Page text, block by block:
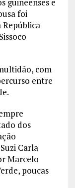
foi
República
com
entre
dos
Carla
Marcelo
poucas